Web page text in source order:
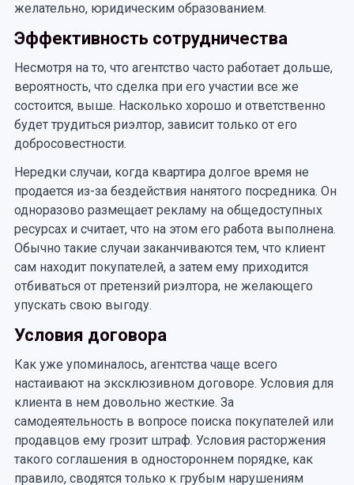
желательно, юридическим образованием.
Эффективность сотрудничества
Несмотря на то, что агентство часто работает дольше,
вероятность, что сделка при его участии все же
состоится, выше. Насколько хорошо и ответственно
будет трудиться риэлтор, зависит только от его
добросовестности.
Нередки случаи, когда квартира долгое время не
продается из-за бездействия нанятого посредника. Он
одноразово размещает рекламу на общедоступных
ресурсах и считает, что на этом его работа выполнена.
Обычно такие случаи заканчиваются тем, что клиент
сам находит покупателей, а затем ему приходится
отбиваться от претензий риэлтора, не желающего
упускать свою выгоду.
Условия договора
Как уже упоминалось, агентства чаще всего
настаивают на эксклюзивном договоре. Условия для
клиента в нем довольно жесткие. За
самодеятельность в вопросе поиска покупателей или
продавцов ему грозит штраф. Условия расторжения
такого соглашения в одностороннем порядке, как
правило, сводятся только к грубым нарушениям